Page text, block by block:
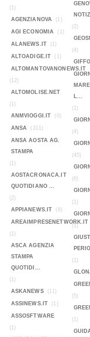
(1)
AGENZIANOVA
(1)
AGI ECONOMIA (1)
ALANEWS.IT (1)
ALTOADIGE.IT (1)
ALTOMANTOVANONEWS.IT
(12)
ALTOMOLISE.NET
(1)
ANMVIOGGI.IT
(0)
ANSA (311)
ANSA AOSTA AG.
STAMPA
(1)
AOSTACRONACA.IT
QUOTIDIANO ...
(2)
APPIANEWS.IT
(8)
AREAIMPRESENETWORK.IT
(1)
ASCA AGENZIA
STAMPA
QUOTIDI...
(1)
ASKANEWS
(11)
ASSINEWS.IT (1)
ASSOSFTWARE
(1)
(2)
(4)
L...
(1)
(4)
(45)
(6)
(1)
(1)
(1)
(5)
(1)